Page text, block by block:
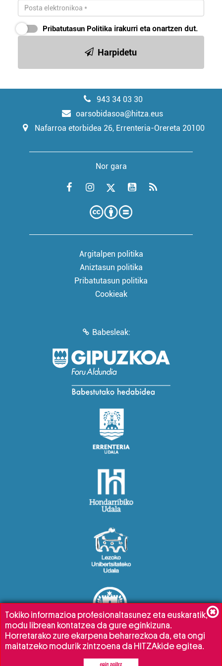
Pribatutasun Politika irakurri eta onartzen dut.
Harpidetu
943 34 03 30
oarsobidasoa@hitza.eus
Nafarroa etorbidea 26, Errenteria-Orereta 20100
Nor gara
Argitalpen politika
Aniztasun politika
Pribatutasun politika
Cookieak
Babesleak:
Tokiko informazioa profesionaltasunez eta euskaratik,
modu librean kontatzea da gure eginkizuna.
Horretarako zure ekarpena beharrezkoa da, eta ongi
maitatzeko modurik zintzoena da HITZAkide egitea.